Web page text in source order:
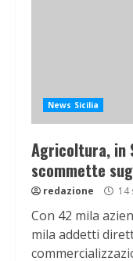
News Sicilia
Agricoltura, in
scommette
redazione 14
Con 42 mila
mila addetti